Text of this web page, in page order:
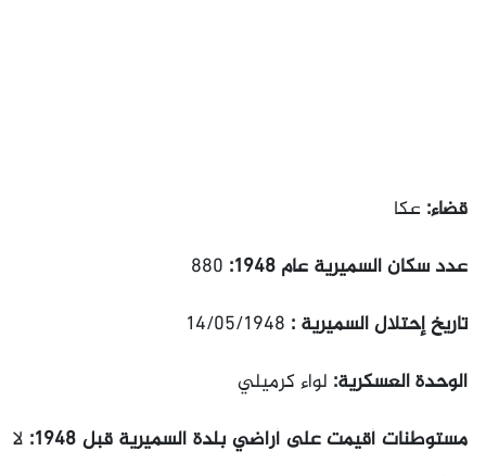
قضاء: عكا
عدد سكان السميرية عام 1948:
تاريخ إحتلال السميرية :
الوحدة العسكرية: لواء كرميلي
مستوطنات أقيمت على أراضي بلدة السميرية قبل 1948:
لا